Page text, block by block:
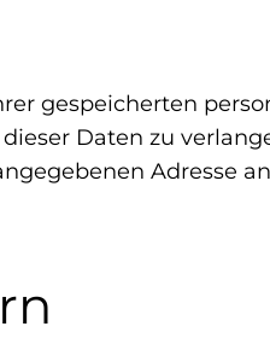
gespeicherten
Daten zu
Adresse